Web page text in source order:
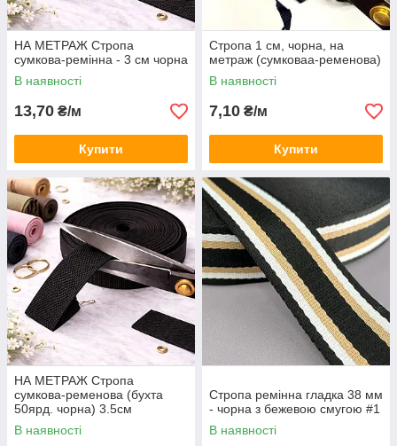
НА МЕТРАЖ Стропа
сумкова-ремінна - 3 см чорна
В наявності
13,70 ₴/м
Купити
Стропа 1 см, чорна, на
метраж (сумковаа-ременова)
В наявності
7,10 ₴/м
Купити
НА МЕТРАЖ Стропа
сумкова-ременова (бухта
50ярд. чорна) 3.5см
В наявності
Стропа ремінна гладка 38 мм
- чорна з бежевою смугою #1
В наявності